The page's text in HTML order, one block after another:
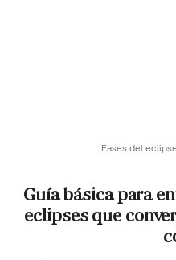
Fases del
Guía básica para
eclipses que